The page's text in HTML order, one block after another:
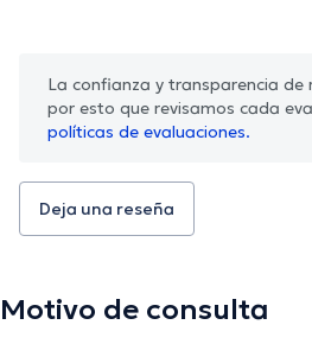
La confianza y transparencia de
por esto que revisamos cada
políticas de evaluaciones.
Deja una reseña
Motivo de consulta